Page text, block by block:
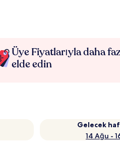
Üye Fiyatlarıyla daha
elde edin
Gelecek
14 Ağu -